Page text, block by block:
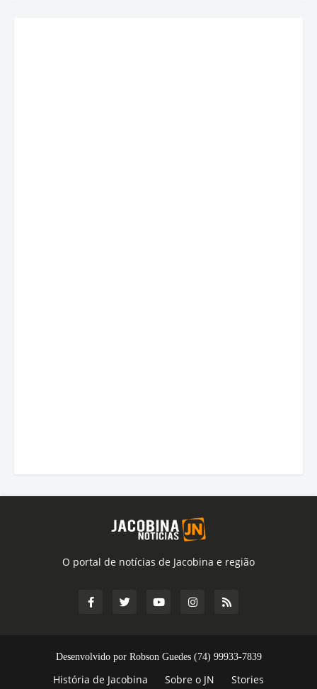
O portal de notícias de Jacobina e região
Desenvolvido por Robson Guedes (74) 99933-7839
História de Jacobina Sobre o JN Stories